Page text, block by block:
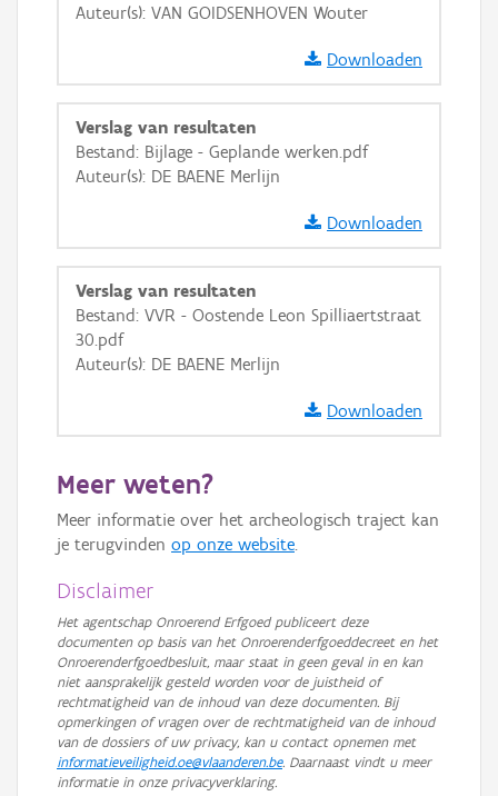
Basis Lagen
Ortho
GRB-Basiskaart in grijswaarden
Auteur(s): VAN GOIDSENHOVEN Wouter
Downloaden
Verslag van resultaten
Bestand: Bijlage - Geplande werken.pdf
Auteur(s): DE BAENE Merlijn
Downloaden
Verslag van resultaten
Bestand: VVR - Oostende Leon Spilliaertstraat
30.pdf
Auteur(s): DE BAENE Merlijn
Downloaden
Meer weten?
Meer informatie over het archeologisch traject kan
je terugvinden op onze website.
Disclaimer
Het agentschap Onroerend Erfgoed publiceert deze
documenten op basis van het Onroerenderfgoeddecreet en het
Onroerenderfgoedbesluit, maar staat in geen geval in en kan
niet aansprakelijk gesteld worden voor de juistheid of
rechtmatigheid van de inhoud van deze documenten. Bij
opmerkingen of vragen over de rechtmatigheid van de inhoud
van de dossiers of uw privacy, kan u contact opnemen met
informatieveiligheid.oe@vlaanderen.be. Daarnaast vindt u meer
informatie in onze privacyverklaring.